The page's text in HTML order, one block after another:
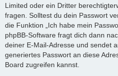
Limited oder ein Dritter
fragen. Solltest du dein Passwort
die Funktion „Ich habe mein
phpBB-Software fragt dich dann
deiner E-Mail-Adresse und sendet
generiertes Passwort an diese
Board zugreifen kannst.